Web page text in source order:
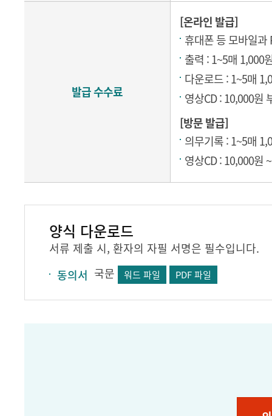
발급 수수료
[온라인 발급]
휴대폰 등 모바일과
출력 : 1~5매 1,000
다운로드 : 1~5매
영상CD : 10,000원
[방문 발급]
의무기록 : 1~5매
영상CD : 10,000원
양식 다운로드
서류 제출 시, 환자의 자필 서명은 필수입니다.
동의서 국문 워드 파일 PDF 파일